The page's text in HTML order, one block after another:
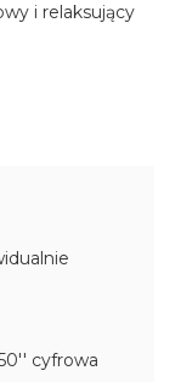
i relaksujący
cyfrowa